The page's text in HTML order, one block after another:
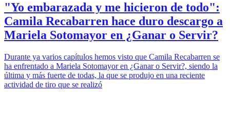
"Yo embarazada y me hicieron de todo":
Camila Recabarren hace duro descargo a
Mariela Sotomayor en ¿Ganar o Servir?
Durante ya varios capítulos hemos visto que Camila Recabarren se
ha enfrentado a Mariela Sotomayor en ¿Ganar o Servir?, siendo la
última y más fuerte de todas, la que se produjo en una reciente
actividad de tiro que se realizó